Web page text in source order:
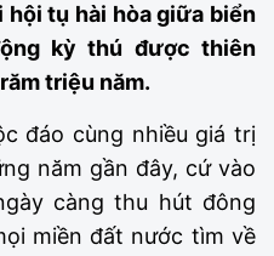
hội tụ hài hòa giữa biển
kỳ thú được thiên
triệu năm.
đáo cùng nhiều giá trị
năm gần đây, cứ vào
càng thu hút đông
miền đất nước tìm về